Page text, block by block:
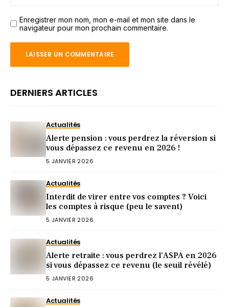
Enregistrer mon nom, mon e-mail et mon site dans le
navigateur pour mon prochain commentaire.
DERNIERS ARTICLES
Actualités
Alerte pension : vous perdrez la réversion si
vous dépassez ce revenu en 2026 !
5 JANVIER 2026
Actualités
Interdit de virer entre vos comptes ? Voici
les comptes à risque (peu le savent)
5 JANVIER 2026
Actualités
Alerte retraite : vous perdrez l’ASPA en 2026
si vous dépassez ce revenu (le seuil révélé)
5 JANVIER 2026
Actualités